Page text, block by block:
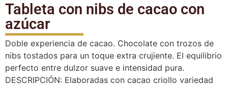
Tableta con nibs de cacao con
azúcar
Doble experiencia de cacao. Chocolate con trozos de
nibs tostados para un toque extra crujiente. El equilibrio
perfecto entre dulzor suave e intensidad pura.
DESCRIPCIÓN: Elaboradas con cacao criollo variedad